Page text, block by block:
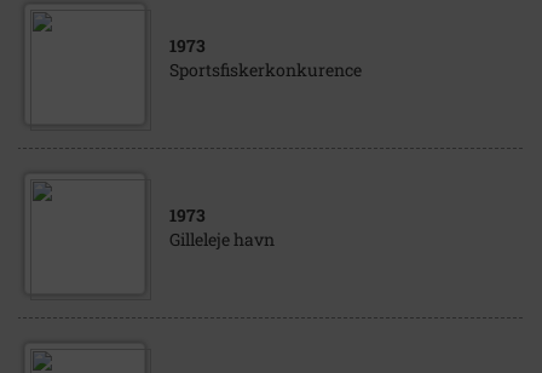
1973
Sportsfiskerkonkurence
1973
Gilleleje havn